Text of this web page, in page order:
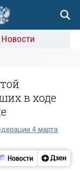
Новости
в ходе
4 марта